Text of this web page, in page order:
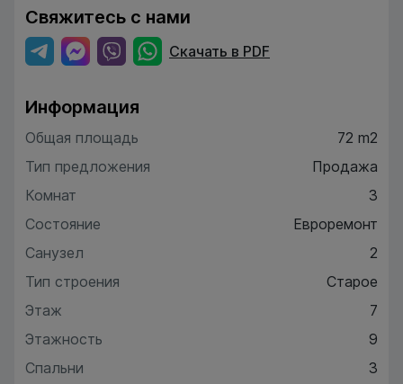
Свяжитесь с нами
Скачать в PDF
Информация
Общая площадь
72 m2
Тип предложения
Продажа
Комнат
3
Состояние
Евроремонт
Санузел
2
Тип строения
Старое
Этаж
7
Этажность
9
Спальни
3